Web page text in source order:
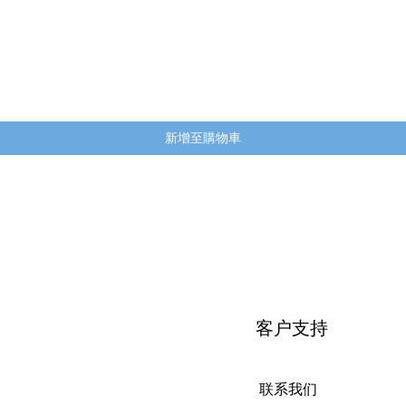
新增至購物車
客户支持
联系我们